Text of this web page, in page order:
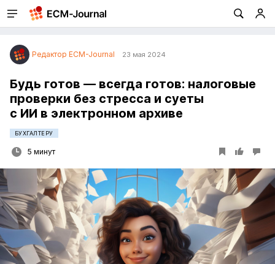
Редактор ECM-Journal 23 мая 2024
Будь готов — всегда готов: налоговые
проверки без стресса и суеты
с ИИ в электронном архиве
БУХГАЛТЕРУ
5 минут